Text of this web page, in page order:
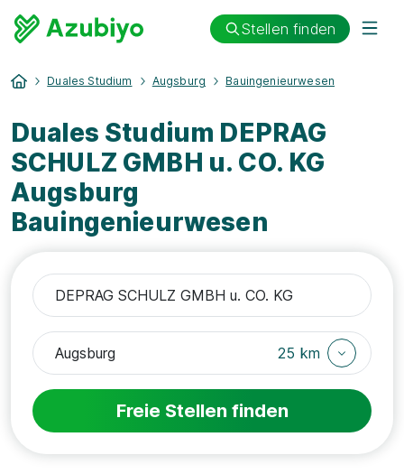
Stellen finden
Duales Studium Augsburg Bauingenieurwesen
Duales Studium DEPRAG
SCHULZ GMBH u. CO. KG
Augsburg
Bauingenieurwesen
25 km
Freie Stellen finden